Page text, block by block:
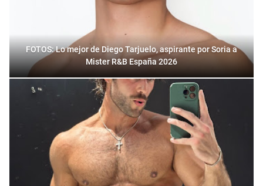
FOTOS: Lo mejor de Diego Tarjuelo, aspirante por Soria a
Mister R&B España 2026